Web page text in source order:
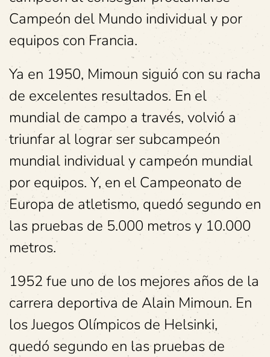
Campeón del Mundo individual y por
equipos con Francia.
Ya en 1950, Mimoun siguió con su racha
de excelentes resultados. En el
mundial de campo a través, volvió a
triunfar al lograr ser subcampeón
mundial individual y campeón mundial
por equipos. Y, en el Campeonato de
Europa de atletismo, quedó segundo en
las pruebas de 5.000 metros y 10.000
metros.
1952 fue uno de los mejores años de la
carrera deportiva de Alain Mimoun. En
los Juegos Olímpicos de Helsinki,
quedó segundo en las pruebas de